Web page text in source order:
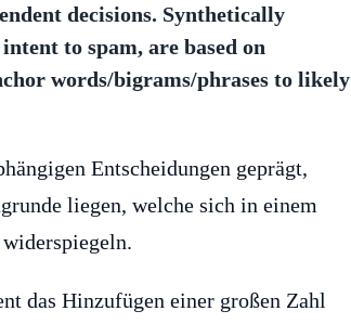
decisions. Synthetically
to spam, are based on
words/bigrams/phrases to likely
Entscheidungen geprägt,
liegen, welche sich in einem
das Hinzufügen einer großen Zahl